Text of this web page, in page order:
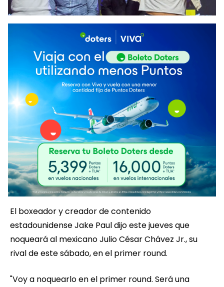
El boxeador y creador de contenido
estadounidense Jake Paul dijo este jueves que
noqueará al mexicano Julio César Chávez Jr., su
rival de este sábado, en el primer round.
"Voy a noquearlo en el primer round. Será una